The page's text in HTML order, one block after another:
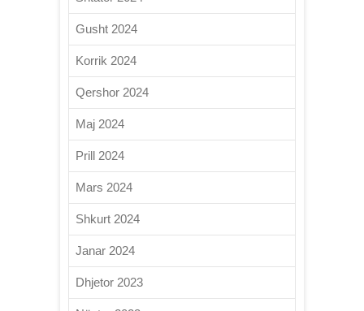
Gusht 2024
Korrik 2024
Qershor 2024
Maj 2024
Prill 2024
Mars 2024
Shkurt 2024
Janar 2024
Dhjetor 2023